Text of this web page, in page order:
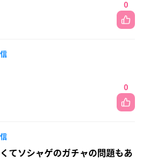
0
0
てソシャゲのガチャの問題もあ